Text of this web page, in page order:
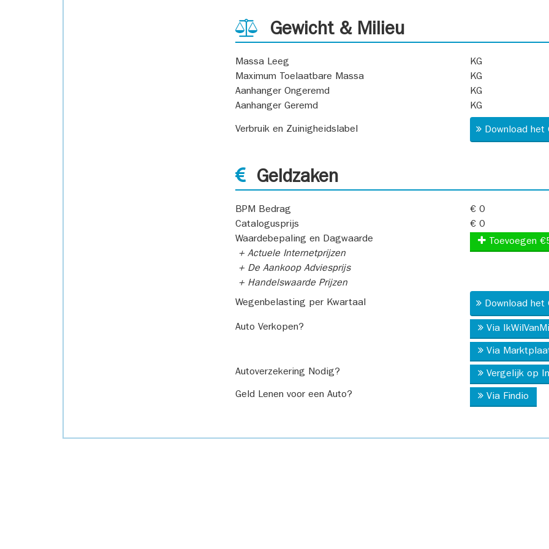
Gewicht & Milieu
Massa Leeg
KG
Maximum Toelaatbare Massa
KG
Aanhanger Ongeremd
KG
Aanhanger Geremd
KG
Verbruik en Zuinigheidslabel Download
Geldzaken
BPM Bedrag
€ 0
Catalogusprijs
€ 0
Waardebepaling en Dagwaarde
+ Actuele Internetprijzen
+ De Aankoop Adviesprijs
+ Handelswaarde Prijzen
Toevoegen
Wegenbelasting per Kwartaal Download
Auto Verkopen? Via
Via
Autoverzekering Nodig? Vergelijk op
Geld Lenen voor een Auto? Via Findio